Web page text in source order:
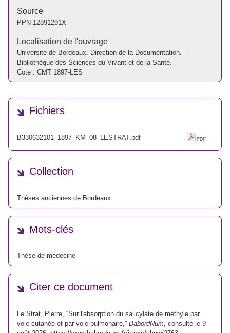
Source
PPN 12891291X
Localisation de l'ouvrage
Université de Bordeaux. Direction de la Documentation.
Bibliothèque des Sciences du Vivant et de la Santé.
Cote : CMT 1897-LES
Fichiers
B330632101_1897_KM_08_LESTRAT.pdf
Collection
Thèses anciennes de Bordeaux
Mots-clés
Thèse de médecine
Citer ce document
Le Strat, Pierre, “Sur l'absorption du salicylate de méthyle par
voie cutanée et par voie pulmonaire,” BabordNum , consulté le 9